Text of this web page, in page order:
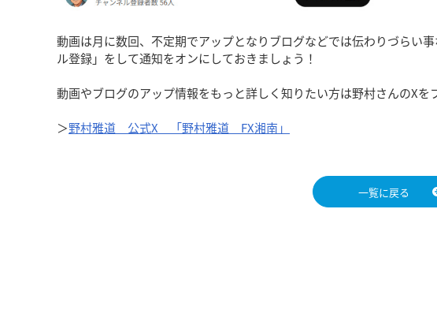
動画は月に数回、不定期でアップとなりブログなどでは伝わりづらい
ル登録」をして通知をオンにしておきましょう！
動画やブログのアップ情報をもっと詳しく知りたい方は野村さんのXを
＞野村雅道 公式X 「野村雅道 FX湘南」
一覧に戻る